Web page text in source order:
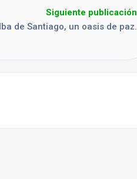
Siguiente publicación
de Santiago, un oasis de paz.